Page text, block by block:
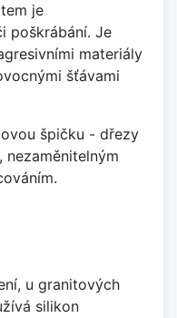
je
poškrábání. Je
materiály
šťávami
špičku - dřezy
nezaměnitelným
u granitových
silikon